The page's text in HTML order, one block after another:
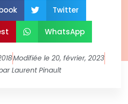
Twitter
WhatsApp
Modifiée le 20, février, 2023
Laurent Pinault